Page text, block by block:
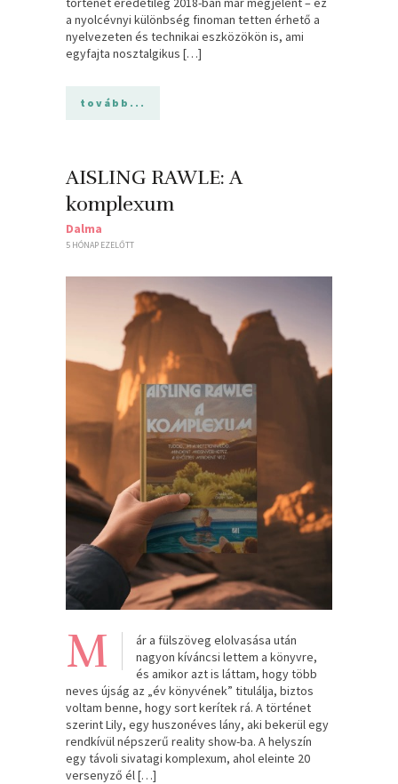
a nyolcévnyi különbség finoman tetten érhető a
nyelvezeten és technikai eszközökön is, ami
egyfajta nosztalgikus […]
tovább...
AISLING RAWLE: A ​
komplexum
Dalma
5 HÓNAP EZELŐTT
M
ár a fülszöveg elolvasása után
nagyon kíváncsi lettem a könyvre,
és amikor azt is láttam, hogy több
neves újság az „év könyvének” titulálja, biztos
voltam benne, hogy sort kerítek rá. A történet
szerint Lily, egy huszonéves lány, aki bekerül egy
rendkívül népszerű reality show-ba. A helyszín
egy távoli sivatagi komplexum, ahol eleinte 20
versenyző él […]